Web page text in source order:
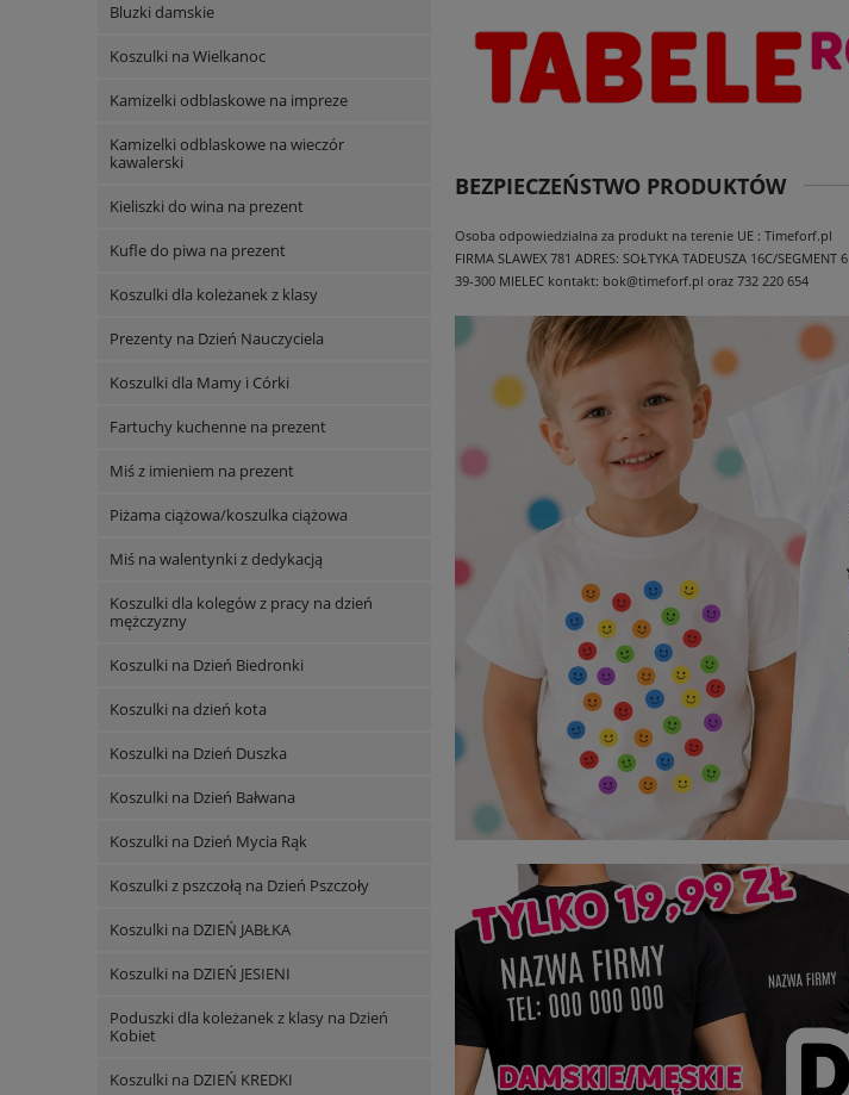
Bluzki damskie
Koszulki na Wielkanoc
Kamizelki odblaskowe na impreze
Kamizelki odblaskowe na wieczór
kawalerski
Kieliszki do wina na prezent
Kufle do piwa na prezent
Koszulki dla koleżanek z klasy
Prezenty na Dzień Nauczyciela
Koszulki dla Mamy i Córki
Fartuchy kuchenne na prezent
Miś z imieniem na prezent
Piżama ciążowa/koszulka ciążowa
Miś na walentynki z dedykacją
Koszulki dla kolegów z pracy na dzień
mężczyzny
Koszulki na Dzień Biedronki
Koszulki na dzień kota
Koszulki na Dzień Duszka
Koszulki na Dzień Bałwana
Koszulki na Dzień Mycia Rąk
Koszulki z pszczołą na Dzień Pszczoły
Koszulki na DZIEŃ JABŁKA
Koszulki na DZIEŃ JESIENI
Poduszki dla koleżanek z klasy na Dzień
Kobiet
Koszulki na DZIEŃ KREDKI
BEZPIECZEŃSTWO PRODUKTÓW
Osoba odpowiedzialna za produkt na terenie UE : Timeforf.pl
FIRMA SLAWEX 781 ADRES: SOŁTYKA TADEUSZA 16C/SEGMENT 6
39-300 MIELEC kontakt: bok@timeforf.pl oraz 732 220 654